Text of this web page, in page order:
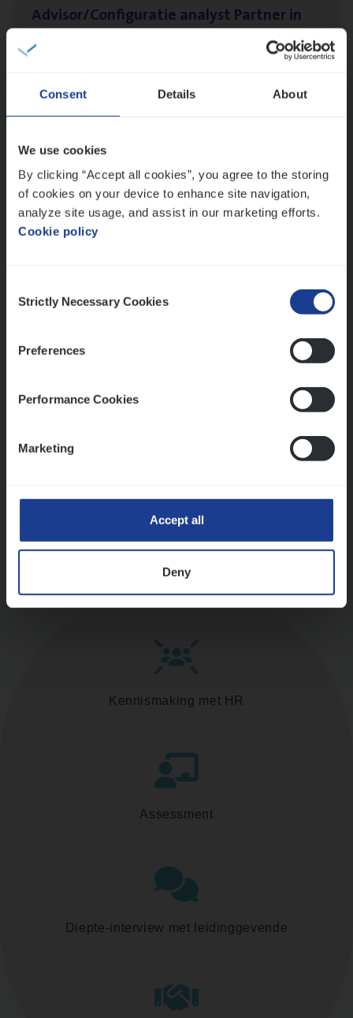
Consent Details About
We use cookies
By clicking “Accept all cookies”, you agree to the storing
of cookies on your device to enhance site navigation,
analyze site usage, and assist in our marketing efforts.
Cookie policy
Selection
Strictly Necessary Cookies
Preferences
Performance Cookies
Marketing
Accept all
Deny
Advisor/​Configuratie ana­lyst Part­ner in
Benefits
Insurance Operations
Beveren
Dos­sier­be­heer­der ver­ze­ke­rin­gen — Soci­al
Pro­fit en Public
Insurance Operations
Antwerpen
Lees onze verhalen
Meer dan collega’s: hoe Julie en Aurélie elkaar
versterken
humor
werk
Ons sollicitatieproces
Kennismaking met HR
Assessment
Diepte-interview met leidinggevende